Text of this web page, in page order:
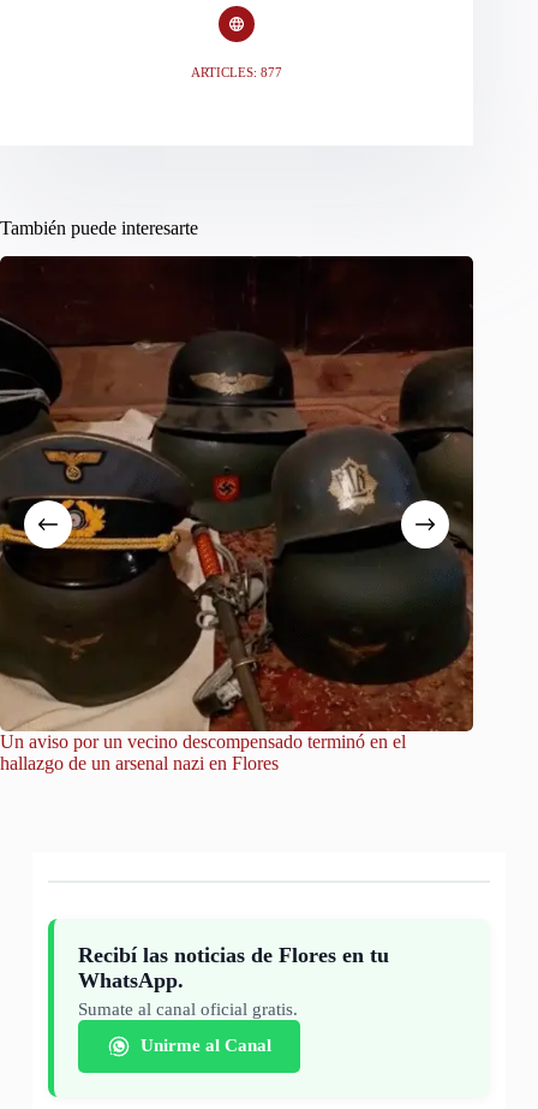
ARTICLES: 877
También puede interesarte
Un aviso por un vecino descompensado terminó en el
hallazgo de un arsenal nazi en Flores
Recibí las noticias de Flores en tu
WhatsApp.
Sumate al canal oficial gratis.
Unirme al Canal